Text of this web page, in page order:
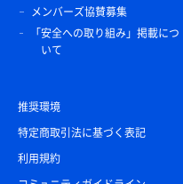
メンバーズ協賛募集
「安全への取り組み」掲載につ
いて
推奨環境
特定商取引法に基づく表記
利用規約